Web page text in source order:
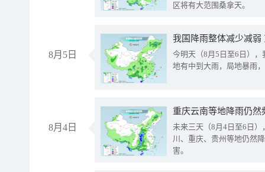
区将有大范围桑拿天。
8月5日
我国降雨整体减少减弱
今明天（8月5日至6日）
地有中到大雨，局地暴雨
8月4日
重庆云南等地降雨仍然
未来三天（8月4日至6日
川、重庆、贵州等地仍然
害。